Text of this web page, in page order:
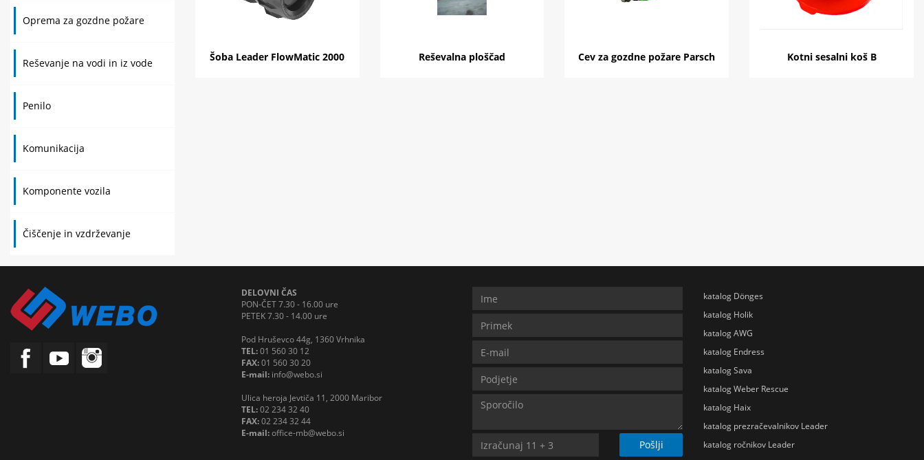
Oprema za gozdne požare
Reševanje na vodi in iz vode
Penilo
Komunikacija
Komponente vozila
Čiščenje in vzdrževanje
Šoba Leader FlowMatic 2000 Reševalna ploščad Cev za gozdne požare Parsch Kotni sesalni koš B
DELOVNI ČAS
PON-ČET 7.30 - 16.00 ure
PETEK 7.30 - 14.00 ure
Pod Hruševco 44g, 1360 Vrhnika
TEL:01 560 30 12
FAX:01 560 30 20
E-mail: info@webo.si
Ulica heroja Jevtiča 11, 2000 Maribor
TEL:02 234 32 40
FAX:02 234 32 44
E-mail:office-mb@webo.si
Pošlji
katalog Dönges
katalog Holik
katalog AWG
katalog Endress
katalog Sava
katalog Weber Rescue
katalog Haix
katalog prezračevalnikov Leader
katalog ročnikov Leader